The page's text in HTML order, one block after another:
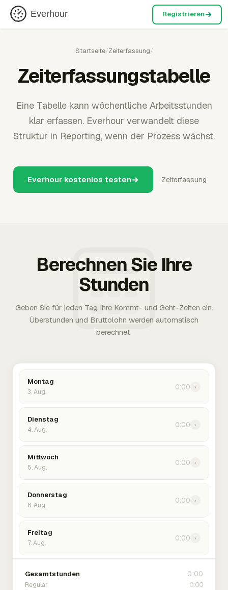
Everhour Registrieren
Startseite/Zeiterfassung/
Zeiterfassungstabelle
Eine Tabelle kann wöchentliche Arbeitsstunden
klar erfassen. Everhour verwandelt diese
Struktur in Reporting, wenn der Prozess wächst.
Everhour kostenlos testen Zeiterfassung
Berechnen Sie Ihre
Stunden
Geben Sie für jeden Tag Ihre Kommt- und Geht-Zeiten ein.
Überstunden und Bruttolohn werden automatisch
berechnet.
Montag
3. Aug.
0:00 ›
Dienstag
4. Aug.
0:00 ›
Mittwoch
5. Aug.
0:00 ›
Donnerstag
6. Aug.
0:00 ›
Freitag
7. Aug.
0:00 ›
Gesamtstunden 0:00
Regulär 0:00